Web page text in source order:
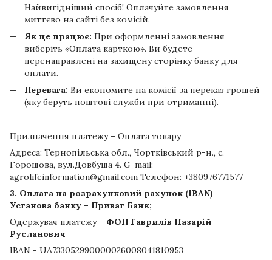
Найвигідніший спосіб! Оплачуйте замовлення
миттєво на сайті без комісій.
Як це працює: При оформленні замовлення
виберіть «Оплата карткою». Ви будете
перенаправлені на захищену сторінку банку для
оплати.
Перевага: Ви економите на комісії за переказ грошей
(яку беруть поштові служби при отриманні).
Призначення платежу – Оплата товару
Адреса: Тернопільська обл., Чортківський р-н., с.
Горошова, вул.Довбуша 4. G-mail:
agrolifeinformation@gmail.com Телефон: +380976771577
3. Оплата на розрахунковий рахунок (IBAN)
Установа банку – Приват Банк;
Одержувач платежу – ФОП Гаврилів Назарій
Русланович
IBAN - UA733052990000026008041810953